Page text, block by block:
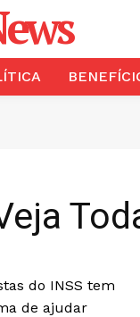
do INSS tem
de ajudar